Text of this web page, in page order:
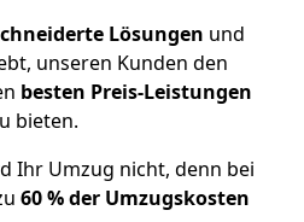
Lösungen und
unseren Kunden den
besten Preis-Leistungen
bieten.
Ihr Umzug nicht, denn bei
60 % der Umzugskosten